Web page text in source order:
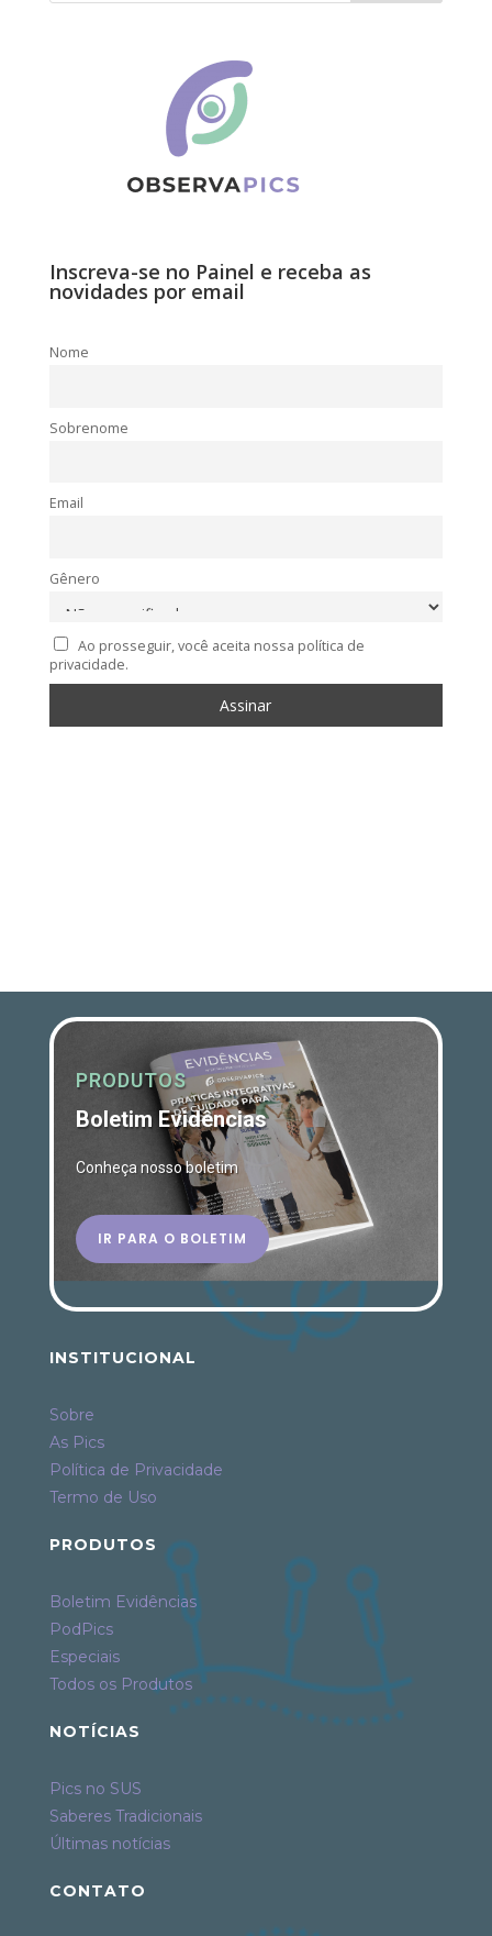
Inscreva-se no Painel e receba as
novidades por email
Nome
Sobrenome
Email
Gênero
Ao prosseguir, você aceita nossa política de
privacidade.
PRODUTOS
Boletim Evidências
Conheça nosso boletim
IR PARA O BOLETIM
INSTITUCIONAL
Sobre
As Pics
Política de Privacidade
Termo de Uso
PRODUTOS
Boletim Evidências
PodPics
Especiais
Todos os Produtos
NOTÍCIAS
Pics no SUS
Saberes Tradicionais
Últimas notícias
CONTATO